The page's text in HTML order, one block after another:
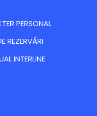
PERSONAL
REZERVĂRI
INTERLINE